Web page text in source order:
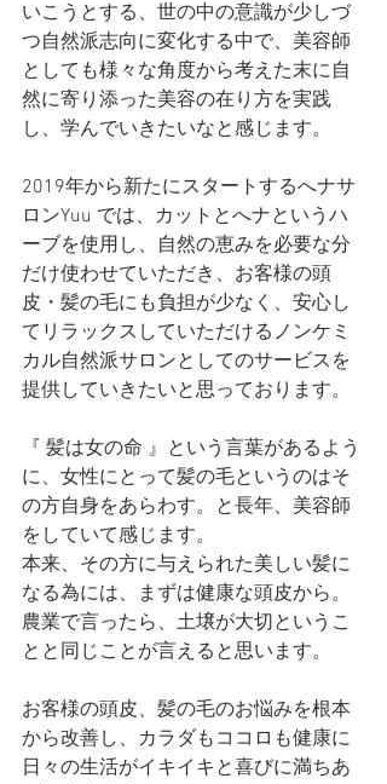
いこうとする、世の中の意識が少しづ
つ自然派志向に変化する中で、美容師
としても様々な角度から考えた末に自
然に寄り添った美容の在り方を実践
し、学んでいきたいなと感じます。
2019年から新たにスタートするへナサ
ロンYuu では、カットとへナというハ
ーブを使用し、自然の恵みを必要な分
だけ使わせていただき、お客様の頭
皮・髪の毛にも負担が少なく、安心し
てリラックスしていただけるノンケミ
カル自然派サロンとしてのサービスを
提供していきたいと思っております。
『 髪は女の命 』という言葉があるよう
に、女性にとって髪の毛というのはそ
の方自身をあらわす。と長年、美容師
をしていて感じます。
本来、その方に与えられた美しい髪に
なる為には、まずは健康な頭皮から。
農業で言ったら、土壌が大切というこ
とと同じことが言えると思います。
お客様の頭皮、髪の毛のお悩みを根本
から改善し、カラダもココロも健康に
日々の生活がイキイキと喜びに満ちあ